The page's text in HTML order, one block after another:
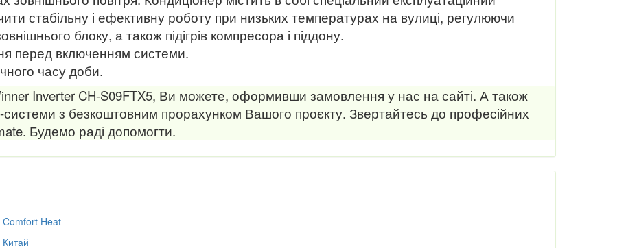
стабільну і ефективну роботу при низьких температурах на вулиці, регулюючи
блоку, а також підігрів компресора і піддону.
перед включенням системи.
часу доби.
Inverter CH-S09FTX5, Ви можете, оформивши замовлення у нас на сайті. А також
з безкоштовним прорахунком Вашого проєкту. Звертайтесь до професійних
Будемо раді допомогти.
Comfort Heat
Китай